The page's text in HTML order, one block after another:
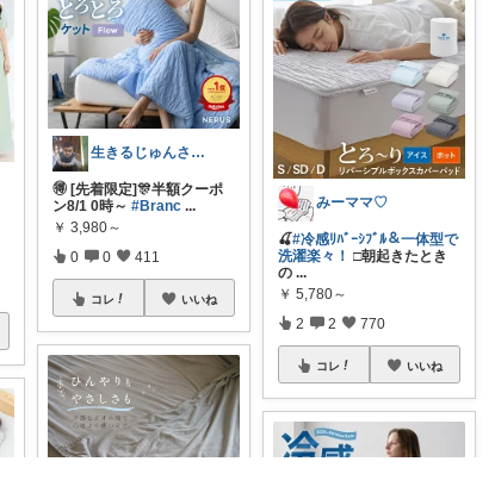
生きるじゅんさん、フォロワー様より買う
🉐 [先着限定]🎊半額クーポ
ン8/1 0時～#Branc ...
￥ 3,980～
0 0 411
コレ いいね
みーママ♡
🍒#冷感ﾘﾊﾞｰｼﾌﾞﾙ＆一体型で
洗濯楽々！ □朝起きたとき
の ...
￥ 5,780～
2 2 770
コレ いいね